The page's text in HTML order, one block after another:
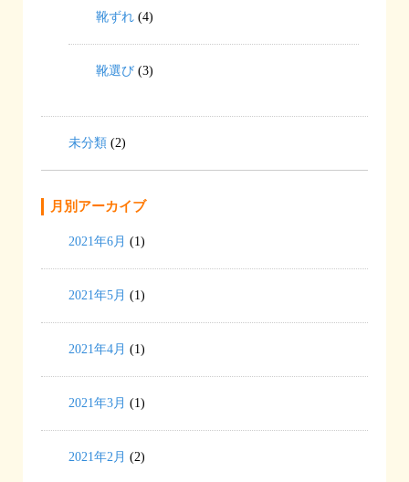
靴ずれ (4)
靴選び (3)
未分類 (2)
月別アーカイブ
2021年6月 (1)
2021年5月 (1)
2021年4月 (1)
2021年3月 (1)
2021年2月 (2)